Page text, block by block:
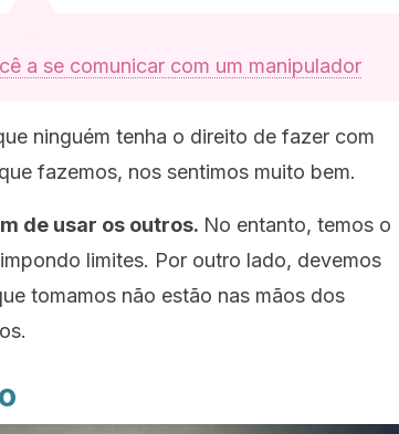
a se comunicar com um manipulador
ninguém tenha o direito de fazer com
fazemos, nos sentimos muito bem.
de usar os outros. No entanto, temos o
limites. Por outro lado, devemos
tomamos não estão nas mãos dos